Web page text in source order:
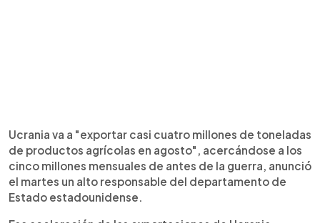
Ucrania va a "exportar casi cuatro millones de toneladas
de productos agrícolas en agosto", acercándose a los
cinco millones mensuales de antes de la guerra, anunció
el martes un alto responsable del departamento de
Estado estadounidense.